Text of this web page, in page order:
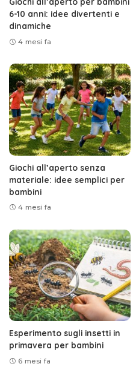
6-10 anni: idee divertenti e
dinamiche
4 mesi fa
Giochi all’aperto senza
materiale: idee semplici per
bambini
4 mesi fa
Esperimento sugli insetti in
primavera per bambini
6 mesi fa